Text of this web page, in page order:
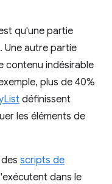
qu'une partie
autre partie
contenu indésirable
plus de 40%
définissent
les éléments de
scripts de
dans le